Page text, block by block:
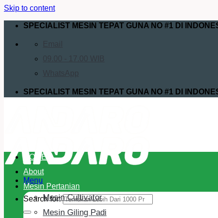
Skip to content
SPECIALIST MESIN TEPAT GUNA NO #1 DI
SPECIALIST MESIN TEPAT GUNA NO #1 DI
Menu
Search for:
HOME
About
Mesin Pertanian
Mesin Cultivator
Mesin Giling Padi